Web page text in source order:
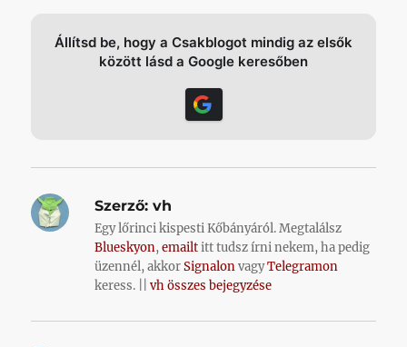
Állítsd be, hogy a Csakblogot mindig az elsők
között lásd a Google keresőben
Szerző: vh
Egy lőrinci kispesti Kőbányáról. Megtalálsz
Blueskyon,emailtitt tudsz írni nekem, ha pedig
üzennél, akkorSignalonvagyTelegramon
keress. ||vh összes bejegyzése